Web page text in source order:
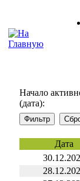
Начало
(дата):
Дата